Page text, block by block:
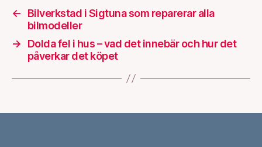
←
Bilverkstad i Sigtuna som reparerar alla
bilmodeller
→
Dolda fel i hus – vad det innebär och hur det
påverkar det köpet